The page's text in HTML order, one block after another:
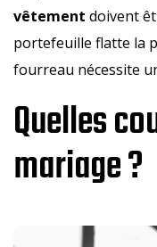
vêtement doivent
portefeuille flatte la
fourreau nécessite
Quelles
mariage ?